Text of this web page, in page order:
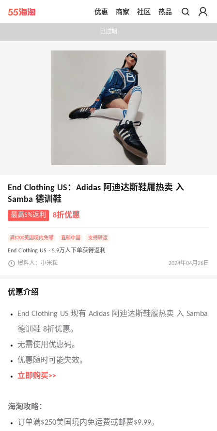
带你去官网买正品
优惠 商家 社区 热品
已过期
End Clothing US：Adidas 阿迪达斯鞋履热卖 入
Samba 德训鞋
最高5%返利 8折优惠
满$200美国境内免邮 直邮中国 支持转运
End Clothing US · 5.9万人下单获得返利
爆料人：小米粒 2024年04月26日
优惠介绍
End Clothing US 现有 Adidas 阿迪达斯鞋履热卖 入 Samba
德训鞋 8折优惠。
无需使用优惠码。
优惠随时可能失效。
立即购买>>
海淘攻略：
订单满$250美国境内免运费或邮费$9.99。